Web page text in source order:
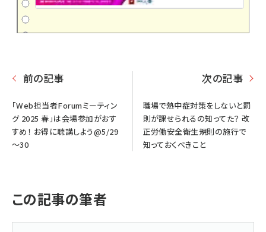
前の記事
「Web担当者Forumミーティン
グ 2025 春」は会場参加がおす
すめ！ お得に聴講しよう@5/29
～30
次の記事
職場で熱中症対策をしないと罰
則が課せられるの知ってた？ 改
正労働安全衛生規則の施行で
知っておくべきこと
この記事の筆者